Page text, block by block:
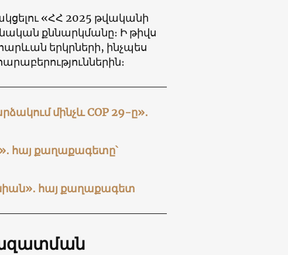
«ՀՀ 2025 թվականի
քննարկմանը։ Ի թիվս
երկրների, ինչպես
մինչև COP 29-ը»․
հայ քաղաքագետը՝
հայ քաղաքագետ